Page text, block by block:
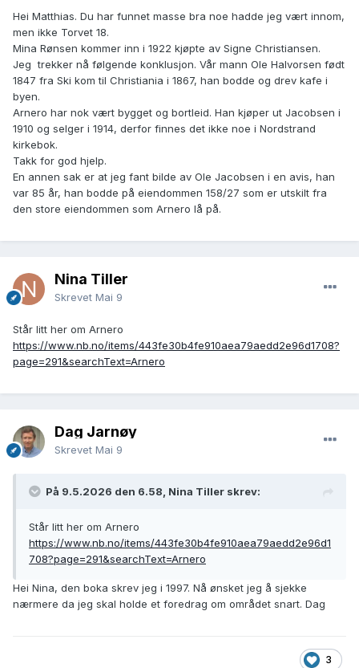
Hei Matthias. Du har funnet masse bra noe hadde jeg vært innom,
men ikke Torvet 18.
Mina Rønsen kommer inn i 1922 kjøpte av Signe Christiansen.
Jeg trekker nå følgende konklusjon. Vår mann Ole Halvorsen født
1847 fra Ski kom til Christiania i 1867, han bodde og drev kafe i
byen.
Arnero har nok vært bygget og bortleid. Han kjøper ut Jacobsen i
1910 og selger i 1914, derfor finnes det ikke noe i Nordstrand
kirkebok.
Takk for god hjelp.
En annen sak er at jeg fant bilde av Ole Jacobsen i en avis, han
var 85 år, han bodde på eiendommen 158/27 som er utskilt fra
den store eiendommen som Arnero lå på.
Nina Tiller
Skrevet Mai 9
Står litt her om Arnero
https://www.nb.no/items/443fe30b4fe910aea79aedd2e96d1708?
page=291&searchText=Arnero
Dag Jarnøy
Skrevet Mai 9
På 9.5.2026 den 6.58, Nina Tiller skrev:
Står litt her om Arnero
https://www.nb.no/items/443fe30b4fe910aea79aedd2e96d1
708?page=291&searchText=Arnero
Hei Nina, den boka skrev jeg i 1997. Nå ønsket jeg å sjekke
nærmere da jeg skal holde et foredrag om området snart. Dag
3